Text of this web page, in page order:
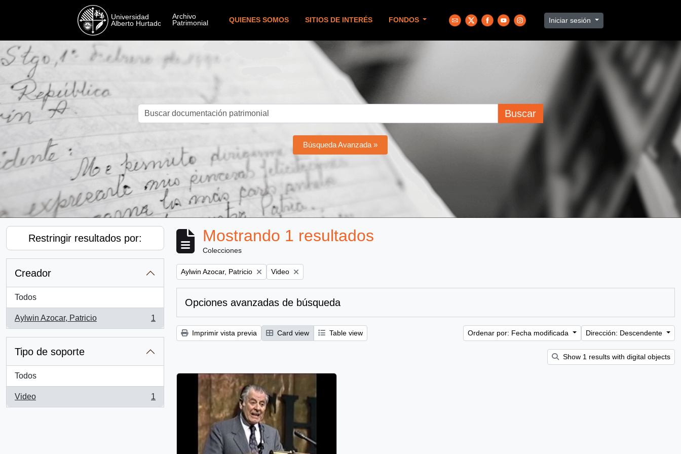
QUIENES SOMOS SITIOS DE INTERÉS FONDOS Iniciar sesión
Buscar
Búsqueda Avanzada »
Restringir resultados por:
Creador
Todos
Aylwin Azocar, Patricio
, 1 resultados
1
Tipo de soporte
Todos
Video
, 1 resultados
1
Mostrando 1 resultados
Colecciones
Remove filter:
Aylwin Azocar, Patricio Remove filter:
Video
Opciones avanzadas de búsqueda
Imprimir vista previa Card view Table view Ordenar por: Fecha modificada Dirección: Descendente
Show 1 results with digital objects